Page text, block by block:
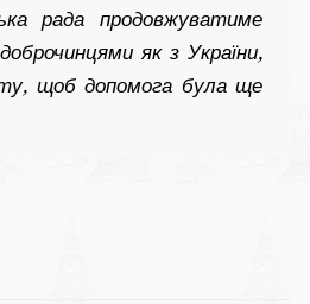
рада продовжуватиме
як з України,
щоб допомога була ще